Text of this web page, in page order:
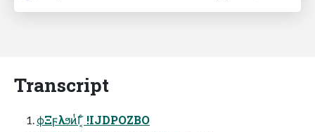
Transcript
ϕΞϝλϧͷͭ͘Γ͔ͨ !IJDPOZBO